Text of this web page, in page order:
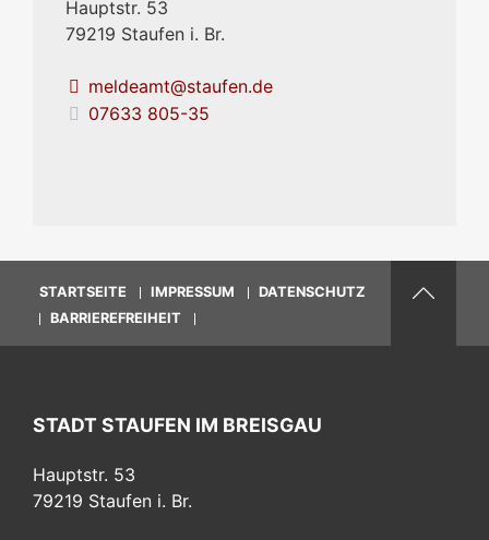
Hauptstr. 53
79219 Staufen i. Br.
meldeamt@staufen.de
07633 805-35
STARTSEITE IMPRESSUM
DATENSCHUTZ
BARRIEREFREIHEIT
STADT STAUFEN IM BREISGAU
Hauptstr. 53
79219 Staufen i. Br.